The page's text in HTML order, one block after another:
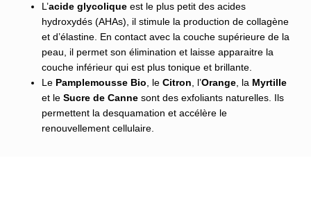
L’acide glycolique est le plus petit des acides
hydroxydés (AHAs), il stimule la production de collagène
et d’élastine. En contact avec la couche supérieure de la
peau, il permet son élimination et laisse apparaitre la
couche inférieur qui est plus tonique et brillante.
Le Pamplemousse Bio , le Citron , l’Orange , la Myrtille
et le Sucre de Canne sont des exfoliants naturelles. Ils
permettent la desquamation et accélère le
renouvellement cellulaire.